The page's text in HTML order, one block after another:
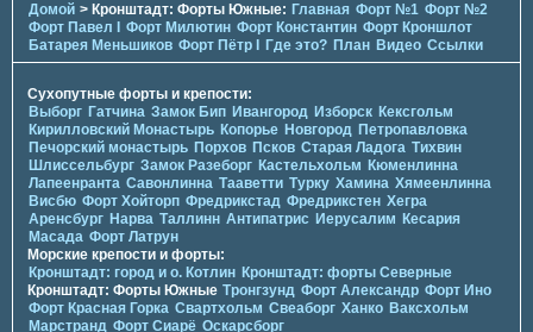
Домой > Кронштадт: Форты Южные: Главная Форт №1 Форт №2
Форт Павел I
Форт Милютин Форт Константин Форт Кроншлот
Батарея Меньшиков Форт Пётр I Где это? План Видео Ссылки
Сухопутные форты и крепости:
Выборг Гатчина Замок Бип Ивангород Изборск Кексгольм
Кирилловский Монастырь Копорье Новгород Петропавловка
Печорcкий монастырь Порхов Псков Старая Ладога Тихвин
Шлиссельбург Замок Разеборг Кастельхольм Кюменлинна
Лапеенранта Савонлинна Тааветти Турку Хамина Хямеенлинна
Висбю Форт Хойторп Фредрикстад Фредрикстен Хегра
Аренсбург Нарва Таллинн Антипатрис Иерусалим Кесария
Масада Форт Латрун
Морские крепости и форты:
Кронштадт: город и о. Котлин Кронштадт: форты Северные
Кронштадт: Форты Южные Тронгзунд Форт Александр Форт Ино
Форт Красная Горка Свартхольм Свеаборг Ханко Ваксхольм
Марстранд Форт Сиарё Оскарсборг